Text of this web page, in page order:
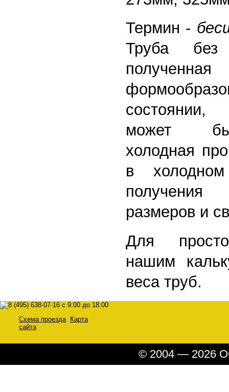
Термин -
Труба без
состоянии,
может
холодная
в
размеров и
Для
нашим
веса труб.
Схема проезда
Карта
сайта
© 2004 — 2026